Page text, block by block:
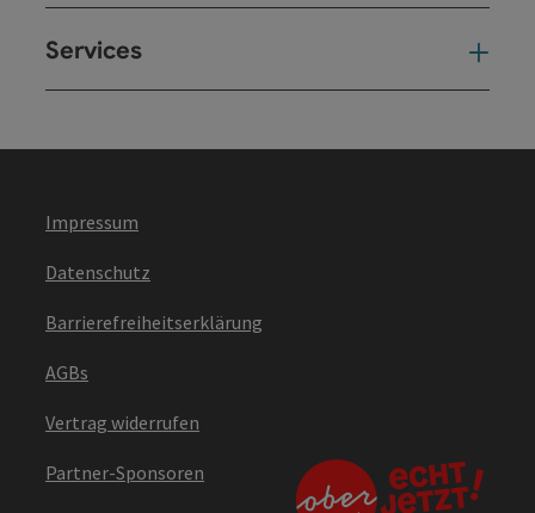
Services
Impressum
Datenschutz
Barrierefreiheitserklärung
AGBs
Vertrag widerrufen
Partner-Sponsoren